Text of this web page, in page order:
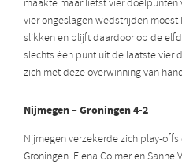
maakte maar liefst vier doelpunten
vier ongeslagen wedstrijden
slikken en blijft daardoor op de
slechts één punt uit de laatste vier
zich met deze overwinning van
Nijmegen – Groningen 4-2
Nijmegen verzekerde zich play-
Groningen. Elena Colmer en